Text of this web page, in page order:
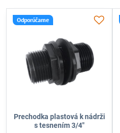
Odporúčame
Prechodka plastová k nádrži
s tesnením 3/4"